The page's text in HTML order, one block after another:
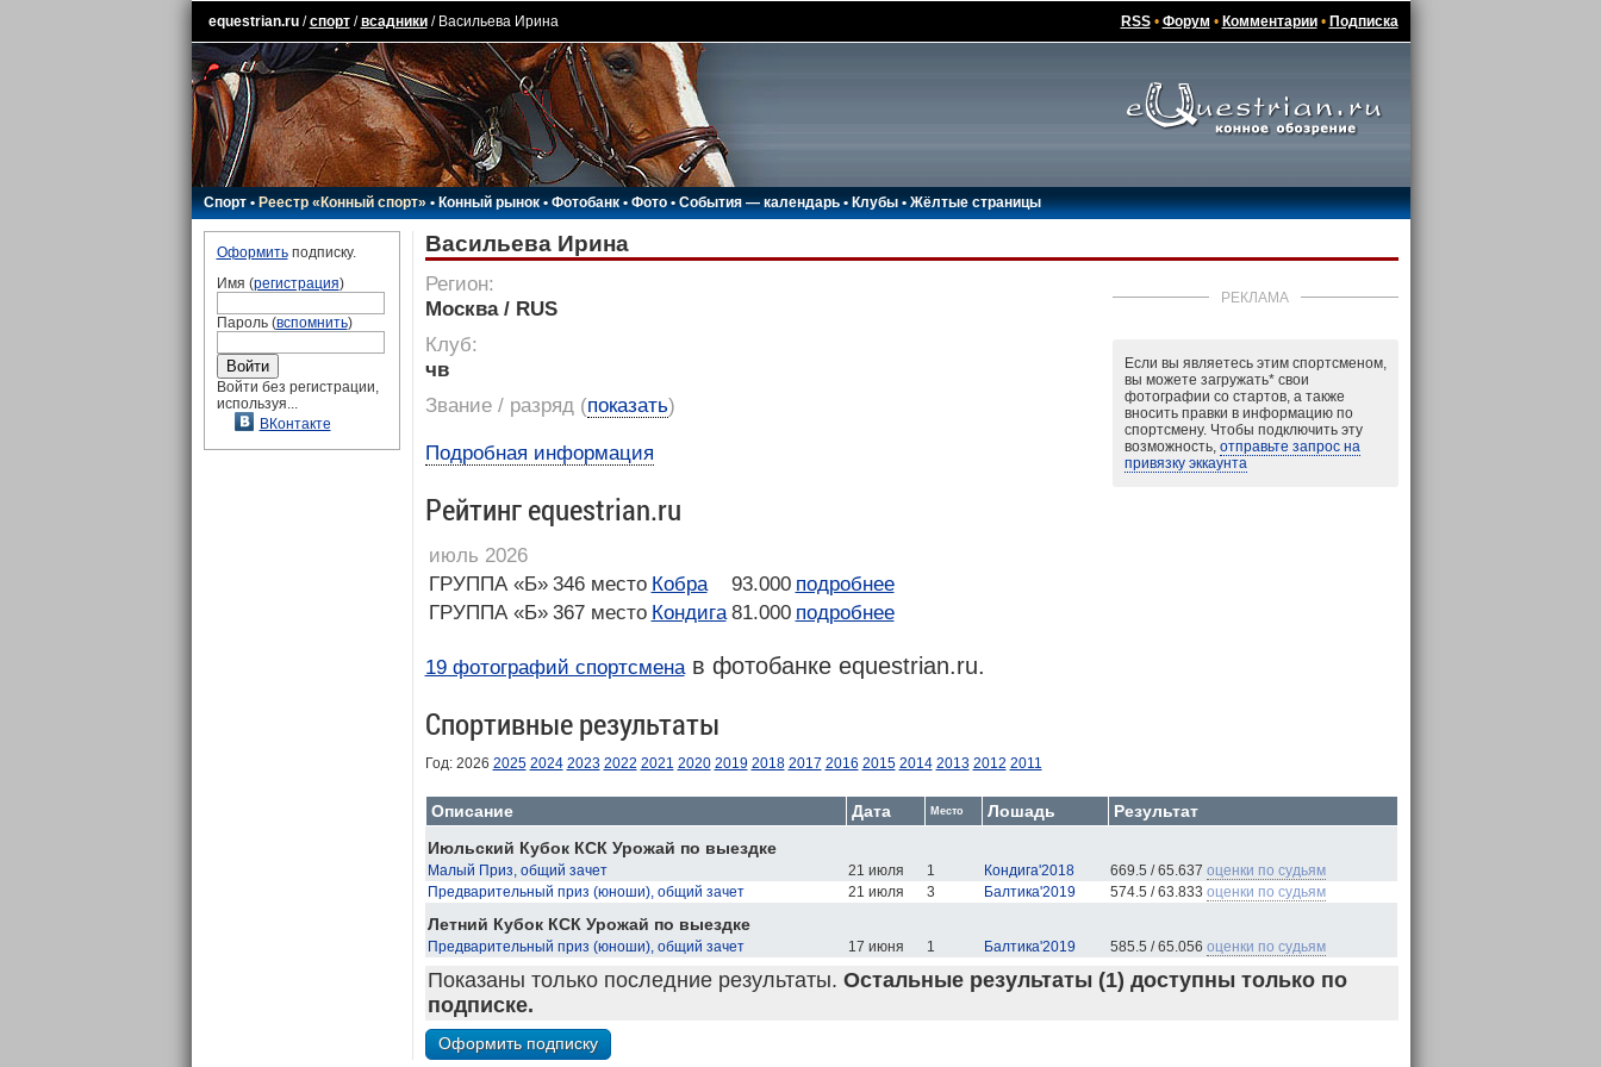
equestrian.ru/спорт/всадники/ Васильева Ирина RSS• Форум • Комментарии• Подписка
Спорт•Реестр «Конный спорт»•Конный рынок•Фотобанк •Фото•События — календарь•Клубы •Жёлтые страницы
Оформитьподписку.
Имя (регистрация)
Пароль (вспомнить)
Войти без регистрации,
используя...
ВКонтакте
Васильева Ирина
РЕКЛАМА
Если вы являетесь этим спортсменом,
вы можете загружать*свои
фотографии со стартов, а также
вносить правки в информацию по
спортсмену. Чтобы подключить эту
возможность, отправьте запрос на
привязку эккаунта
Регион:
Москва / RUS
Клуб:
чв
Звание / разряд(показать)
Подробная информация
Рейтинг equestrian.ru
июль 2026
ГРУППА «Б» 346 место Кобра 93.000 подробнее
ГРУППА «Б» 367 место Кондига 81.000 подробнее
19 фотографий спортсменав фотобанке equestrian.ru.
Спортивные результаты
Год: 2026 2025 2024 2023 2022 2021 2020 2019 2018 2017 2016 2015 2014 2013 2012 2011
Описание Дата Место Лошадь
Результат
Июльский Кубок КСК Урожай по выездке
Малый Приз, общий зачет 21 июля 1 Кондига'2018 669.5 / 65.637 оценки по судьям
Предварительный приз (юноши), общий зачет
21 июля 3 Балтика'2019 574.5 / 63.833 оценки по судьям
Летний Кубок КСК Урожай по выездке
Предварительный приз (юноши), общий зачет 17 июня 1 Балтика'2019 585.5 / 65.056 оценки по судьям
Показаны только последние результаты. Остальные результаты (1) доступны только по
подписке.